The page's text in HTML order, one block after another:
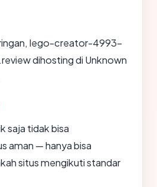
lego-creator-4993-
dihosting di Unknown
saja tidak bisa
aman — hanya bisa
situs mengikuti standar